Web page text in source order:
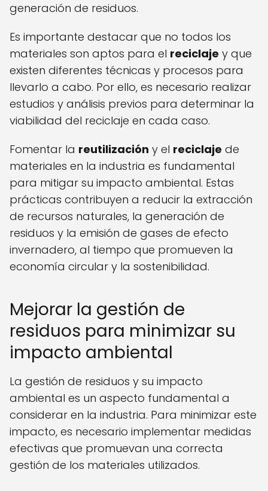
generación de residuos.
Es importante destacar que no todos los
materiales son aptos para el reciclaje y que
existen diferentes técnicas y procesos para
llevarlo a cabo. Por ello, es necesario realizar
estudios y análisis previos para determinar la
viabilidad del reciclaje en cada caso.
Fomentar la reutilización y el reciclaje de
materiales en la industria es fundamental
para mitigar su impacto ambiental. Estas
prácticas contribuyen a reducir la extracción
de recursos naturales, la generación de
residuos y la emisión de gases de efecto
invernadero, al tiempo que promueven la
economía circular y la sostenibilidad.
Mejorar la gestión de
residuos para minimizar su
impacto ambiental
La gestión de residuos y su impacto
ambiental es un aspecto fundamental a
considerar en la industria. Para minimizar este
impacto, es necesario implementar medidas
efectivas que promuevan una correcta
gestión de los materiales utilizados.